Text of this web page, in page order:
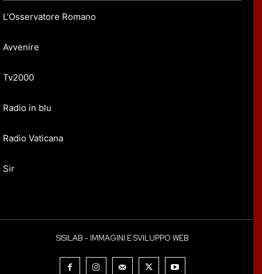
L’Osservatore Romano
Avvenire
Tv2000
Radio in blu
Radio Vaticana
Sir
SISILAB - IMMAGINI E SVILUPPO WEB